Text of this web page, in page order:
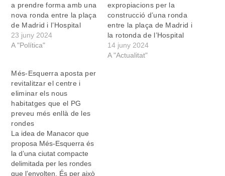
a prendre forma amb una
nova ronda entre la plaça
de Madrid i l’Hospital
23 juny 2024
A "Política"
expropiacions per la
construcció d’una ronda
entre la plaça de Madrid i
la rotonda de l’Hospital
14 juny 2024
A "Actualitat"
Més-Esquerra aposta per
revitalitzar el centre i
eliminar els nous
habitatges que el PG
preveu més enllà de les
rondes
La idea de Manacor que
proposa Més-Esquerra és
la d’una ciutat compacte
delimitada per les rondes
que l’envolten. És per això